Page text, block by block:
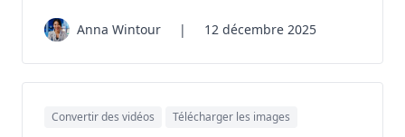
Anna Wintour | 12 décembre 2025
Convertir des vidéos Télécharger les images